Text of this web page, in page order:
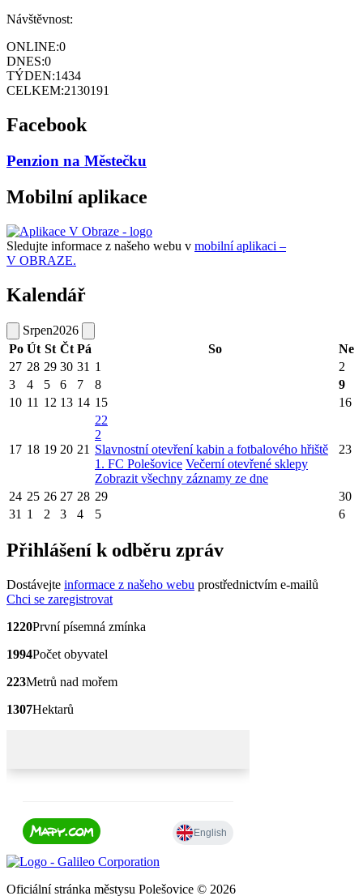
Návštěvnost:
ONLINE:0
DNES:0
TÝDEN:1434
CELKEM:2130191
Facebook
Penzion na Městečku
Mobilní aplikace
Sledujte informace z našeho webu v mobilní aplikaci –
V OBRAZE.
Kalendář
Srpen2026
Po Út St Čt Pá So
Ne
27 28 29 30 31 1
2
3
4 5 6 7 8
9
10 11 12 13 14 15 16
17 18 19 20 21
22
2
Slavnostní otevření kabin a fotbalového hřiště
1. FC Polešovice Večerní otevřené sklepy
Zobrazit všechny záznamy ze dne
23
24 25 26 27 28 29
30
31 1 2 3 4 5 6
Přihlášení k odběru zpráv
Dostávejte informace z našeho webu prostřednictvím e-mailů
Chci se zaregistrovat
1220První písemná zmínka
1994Počet obyvatel
223Metrů nad mořem
1307Hektarů
Oficiální stránka městysu Polešovice © 2026